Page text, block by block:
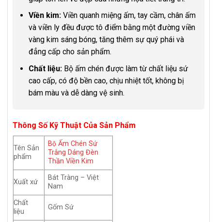
Viền kim:Viền quanh miệng ấm, tay cầm, chân ấm
và viền ly đều được tô điểm bằng một đường viền
vàng kim sáng bóng, tăng thêm sự quý phái và
đẳng cấp cho sản phẩm.
Chất liệu:Bộ ấm chén được làm từ chất liệu sứ
cao cấp, có độ bền cao, chịu nhiệt tốt, không bị
bám màu và dễ dàng vệ sinh.
Thông Số Kỹ Thuật Của Sản Phẩm
Tên Sản
phẩm
Bộ Ấm Chén Sứ
Trắng Dáng Đèn
Thần Viền Kim
Xuất xứ
Bát Tràng – Việt
Nam
Chất
liệu
Gốm Sứ